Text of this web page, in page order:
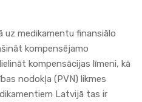
uz medikamentu finansiālo
kompensējamo
kompensācijas līmeni, kā
nodokļa (PVN) likmes
Latvijā tas ir